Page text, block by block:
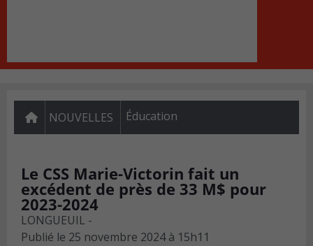
NOUVELLES Éducation
Le CSS Marie-Victorin fait un
excédent de près de 33 M$ pour
2023-2024
LONGUEUIL -
Publié le 25 novembre 2024 à 15h11